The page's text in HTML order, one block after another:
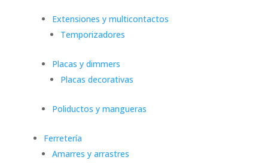
Extensiones y multicontactos
Temporizadores
Placas y dimmers
Placas decorativas
Poliductos y mangueras
Ferretería
Amarres y arrastres